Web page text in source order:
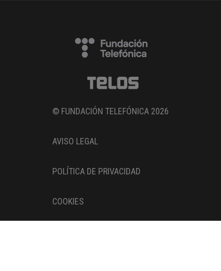
© FUNDACIÓN TELEFÓNICA 2026
AVISO LEGAL
POLÍTICA DE PRIVACIDAD
COOKIES